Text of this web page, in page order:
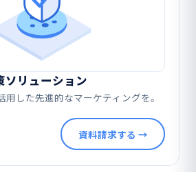
リューション
した先進的なマーケティングを。
資料請求する →